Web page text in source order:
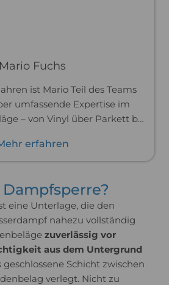
Mario Fuchs
ist Mario Teil des Teams
umfassende Expertise im
– von Vinyl über Parkett bis
verlegt. Dank dieser
kennt er die Materialien
und praxisnah beraten.
erfahren
eine Unterlage, die den
nahezu vollständig
zuverlässig vor
aus dem Untergrund
geschlossene Schicht zwischen
verlegt. Nicht zu